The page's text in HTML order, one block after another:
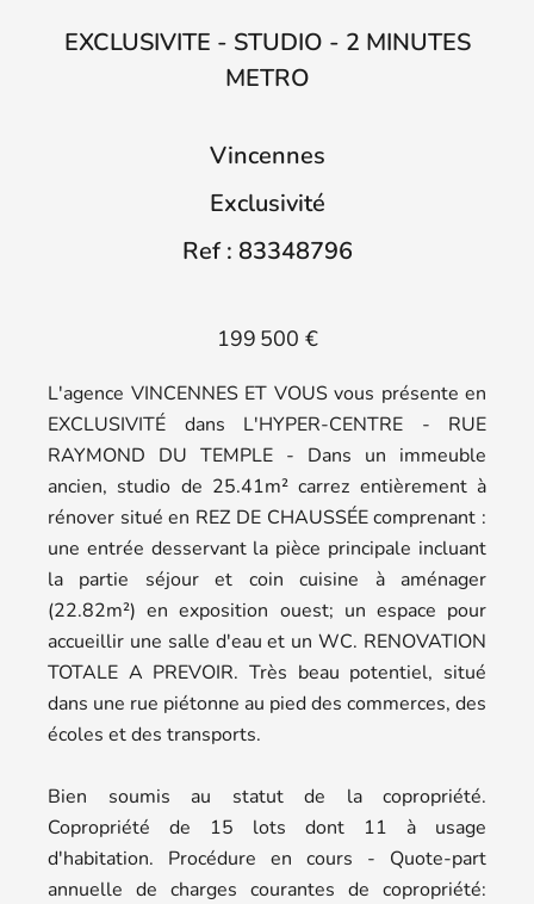
EXCLUSIVITE - STUDIO - 2 MINUTES
METRO
Vincennes
Exclusivité
Ref : 83348796
199 500 €
L'agence VINCENNES ET VOUS vous présente en
EXCLUSIVITÉ dans L'HYPER-CENTRE - RUE
RAYMOND DU TEMPLE - Dans un immeuble
ancien, studio de 25.41m² carrez entièrement à
rénover situé en REZ DE CHAUSSÉE comprenant :
une entrée desservant la pièce principale incluant
la partie séjour et coin cuisine à aménager
(22.82m²) en exposition ouest; un espace pour
accueillir une salle d'eau et un WC. RENOVATION
TOTALE A PREVOIR. Très beau potentiel, situé
dans une rue piétonne au pied des commerces, des
écoles et des transports.
Bien soumis au statut de la copropriété.
Copropriété de 15 lots dont 11 à usage
d'habitation. Procédure en cours - Quote-part
annuelle de charges courantes de copropriété: